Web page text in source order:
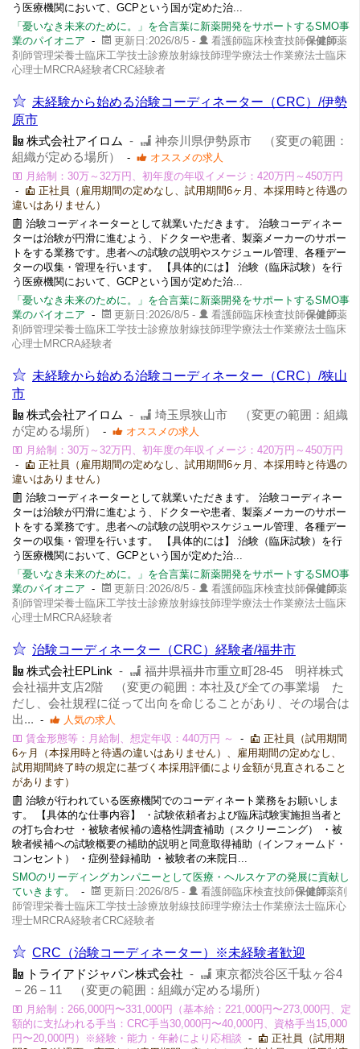
う医療機関において、GCPという国が定めた治...
「憂いなき未来のために。」を合言葉に新薬開発をサポートするSMO事
業のパイオニア - 更新日:2026/8/5 - 看護師臨床検査技師保健師薬
剤師管理栄養士臨床工学技士診療放射線技師理学療法士作業療法士臨床
心理士MRCRA経験者CRC経験者
未経験から始める治験コーディネーター（CRC）/伊勢
原市
株式会社アイロム -
神奈川県伊勢原市 （変更の範囲：
組織が定める場所）
-
オススメの求人
月給制：30万～32万円、初年度の年収イメージ：420万円～450万円
-
正社員（雇用期間の定めなし、試用期間6ヶ月、本採用時と待遇の
違いはありません）
治験コーディネーターとして就業いただきます。 治験コーディネー
ターは治験が円滑に進むよう、ドクターや患者、製薬メーカーのサポー
トをする業務です。患者への試験の説明やスケジュール管理、各種デー
ターの収集・管理を行います。 【具体的には】 治験（臨床試験）を行
う医療機関において、GCPという国が定めた治...
「憂いなき未来のために。」を合言葉に新薬開発をサポートするSMO事
業のパイオニア - 更新日:2026/8/5 - 看護師臨床検査技師保健師薬
剤師管理栄養士臨床工学技士診療放射線技師理学療法士作業療法士臨床
心理士MRCRA経験者
未経験から始める治験コーディネーター（CRC）/狭山
市
株式会社アイロム -
埼玉県狭山市 （変更の範囲：組織
が定める場所）
-
オススメの求人
月給制：30万～32万円、初年度の年収イメージ：420万円～450万円
-
正社員（雇用期間の定めなし、試用期間6ヶ月、本採用時と待遇の
違いはありません）
治験コーディネーターとして就業いただきます。 治験コーディネー
ターは治験が円滑に進むよう、ドクターや患者、製薬メーカーのサポー
トをする業務です。患者への試験の説明やスケジュール管理、各種デー
ターの収集・管理を行います。 【具体的には】 治験（臨床試験）を行
う医療機関において、GCPという国が定めた治...
「憂いなき未来のために。」を合言葉に新薬開発をサポートするSMO事
業のパイオニア - 更新日:2026/8/5 - 看護師臨床検査技師保健師薬
剤師管理栄養士臨床工学技士診療放射線技師理学療法士作業療法士臨床
心理士MRCRA経験者
治験コーディネーター（CRC）経験者/福井市
株式会社EPLink -
福井県福井市重立町28-45 明祥株式
会社福井支店2階 （変更の範囲：本社及び全ての事業場 た
だし、会社規程に従って出向を命じることがあり、その場合は
出... -
人気の求人
賃金形態等：月給制、想定年収：440万円 ～
-
正社員（試用期間
6ヶ月（本採用時と待遇の違いはありません）、雇用期間の定めなし、
試用期間終了時の規定に基づく本採用評価により金額が見直されること
があります）
治験が行われている医療機関でのコーディネート業務をお願いしま
す。 【具体的な仕事内容】 ・試験依頼者および臨床試験実施担当者と
の打ち合わせ ・被験者候補の適格性調査補助（スクリーニング） ・被
験者候補への試験概要の補助的説明と同意取得補助（インフォームド・
コンセント） ・症例登録補助 ・被験者の来院日...
SMOのリーディングカンパニーとして医療・ヘルスケアの発展に貢献し
ていきます。
- 更新日:2026/8/5 - 看護師臨床検査技師保健師薬剤
師管理栄養士臨床工学技士診療放射線技師理学療法士作業療法士臨床心
理士MRCRA経験者CRC経験者
CRC（治験コーディネーター）※未経験者歓迎
トライアドジャパン株式会社 -
東京都渋谷区千駄ヶ谷4
－26－11 （変更の範囲：組織が定める場所）
月給制：266,000円〜331,000円（基本給：221,000円〜273,000円、定
額的に支払われる手当：CRC手当30,000円〜40,000円、資格手当15,000
円〜20,000円）※経験・能力・年齢により応相談 -
正社員（試用期